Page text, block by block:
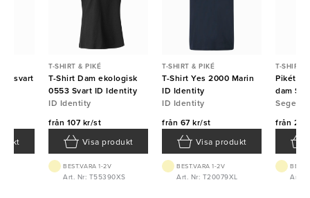
svart
T-SHIRT & PIKÉ
T-Shirt Dam ekologisk
0553 Svart ID Identity
ID Identity
från 107 kr/st
Visa produkt
BEST.VARA 1-2V
Art. Nr: T55390XS
T-SHIRT & PIKÉ
T-Shirt Yes 2000 Marin
ID Identity
ID Identity
från 67 kr/st
Visa produkt
BEST.VARA 1-2V
Art. Nr: T20079XL
T-SHIRT
dam
Segers
från
Art.